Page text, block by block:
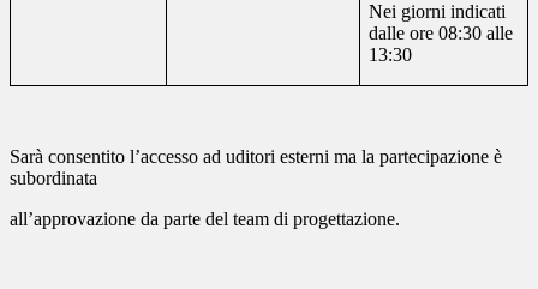
Nei giorni indicati
dalle ore 08:30 alle
13:30
Sarà consentito l’accesso ad uditori esterni ma la partecipazione è
subordinata
all’approvazione da parte del team di progettazione.